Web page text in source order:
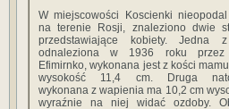
W miejscowości Koscienki
na terenie Rosji, znaleziono dwie
przedstawiające kobiety. Jedna
odnaleziona w 1936 roku
Efimirnko, wykonana jest z kości
wysokość 11,4 cm. Druga
wykonana z wapienia ma 10,2 cm
wyraźnie na niej widać ozdoby.